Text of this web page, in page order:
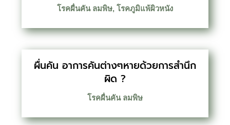
โรคผื่นคัน ลมพิษ, โรคภูมิแพ้ผิวหนัง
ผื่นคัน อาการคันต่างๆหายด้วยการสำนึก
ผิด ?
โรคผื่นคัน ลมพิษ